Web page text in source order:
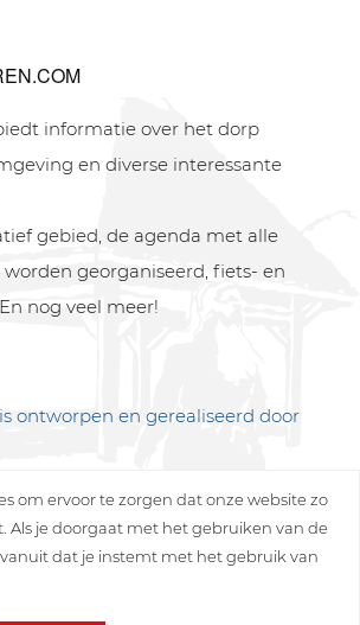
informatie over het dorp
en diverse interessante
gebied, de agenda met alle
georganiseerd, fiets- en
nog veel meer!
ontworpen en gerealiseerd door
om ervoor te zorgen dat onze website zo
Als je doorgaat met het gebruiken van de
dat je instemt met het gebruik van